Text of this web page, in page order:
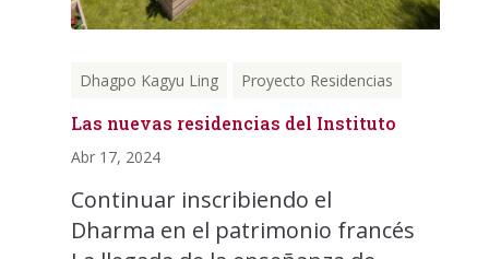
Dhagpo Kagyu Ling Proyecto Residencias
Las nuevas residencias del Instituto
Abr 17, 2024
Continuar inscribiendo el
Dharma en el patrimonio francés